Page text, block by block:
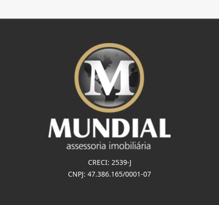
CRECI: 2539-J
CNPJ: 47.386.165/0001-07